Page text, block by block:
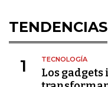
TENDENCIAS
1 TECNOLOGÍA
Los